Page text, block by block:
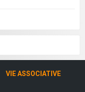
VIE ASSOCIATIVE